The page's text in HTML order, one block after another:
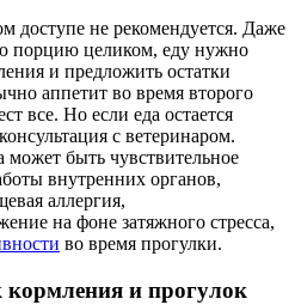
доступе не рекомендуется. Даже
порцию целиком, еду нужно
и предложить остатки
аппетит во время второго
все. Но если еда остается
с ветеринаром.
быть чувствительное
внутренних органов,
аллергия,
на фоне затяжного стресса,
во время прогулки.
кормления и прогулок